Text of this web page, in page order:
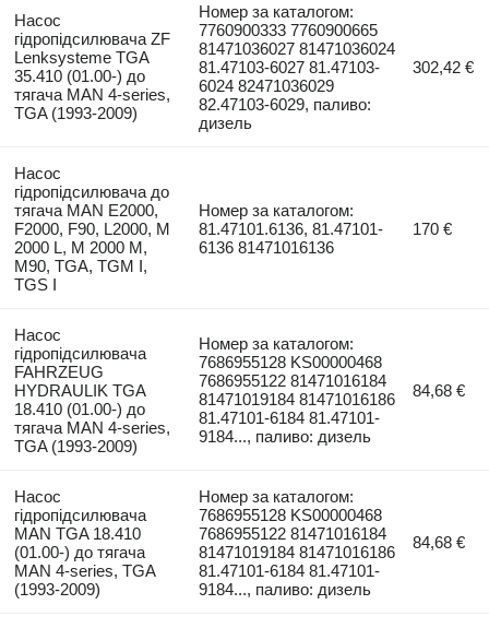
Насос
гідропідсилювача ZF
Lenksysteme TGA
35.410 (01.00-) до
тягача MAN 4-series,
TGA (1993-2009)
Номер за каталогом:
7760900333 7760900665
81471036027 81471036024
81.47103-6027 81.47103-
6024 82471036029
82.47103-6029, паливо:
дизель
302,42 €
Насос
гідропідсилювача до
тягача MAN E2000,
F2000, F90, L2000, M
2000 L, M 2000 M,
M90, TGA, TGM I,
TGS I
Номер за каталогом:
81.47101.6136, 81.47101-
6136 81471016136
170 €
Насос
гідропідсилювача
FAHRZEUG
HYDRAULIK TGA
18.410 (01.00-) до
тягача MAN 4-series,
TGA (1993-2009)
Номер за каталогом:
7686955128 KS00000468
7686955122 81471016184
81471019184 81471016186
81.47101-6184 81.47101-
9184..., паливо: дизель
84,68 €
Насос
гідропідсилювача
MAN TGA 18.410
(01.00-) до тягача
MAN 4-series, TGA
(1993-2009)
Номер за каталогом:
7686955128 KS00000468
7686955122 81471016184
81471019184 81471016186
81.47101-6184 81.47101-
9184..., паливо: дизель
84,68 €